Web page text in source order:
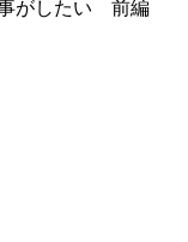
事がしたい 前編